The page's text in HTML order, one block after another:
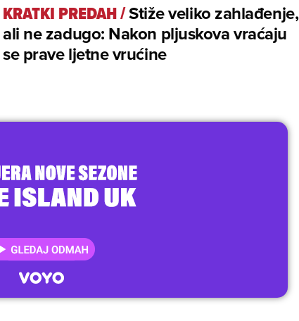
KRATKI PREDAH/Stiže veliko zahlađenje,
ali ne zadugo: Nakon pljuskova vraćaju
se prave ljetne vrućine